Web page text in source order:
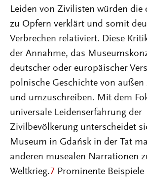
Leiden von Zivilisten würden die
zu Opfern verklärt und somit
Verbrechen relativiert. Diese
der Annahme, das
deutscher oder europäischer
polnische Geschichte von außen
und umzuschreiben. Mit dem
universale Leidenserfahrung der
Zivilbevölkerung unterscheidet
Museum in Gdańsk in der Tat
anderen musealen Narrationen
Weltkrieg.7 Prominente